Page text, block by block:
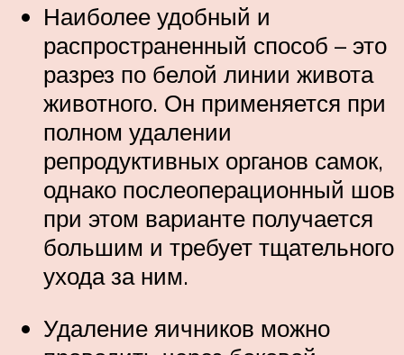
Наиболее удобный и
распространенный способ – это
разрез по белой линии живота
животного. Он применяется при
полном удалении
репродуктивных органов самок,
однако послеоперационный шов
при этом варианте получается
большим и требует тщательного
ухода за ним.
Удаление яичников можно